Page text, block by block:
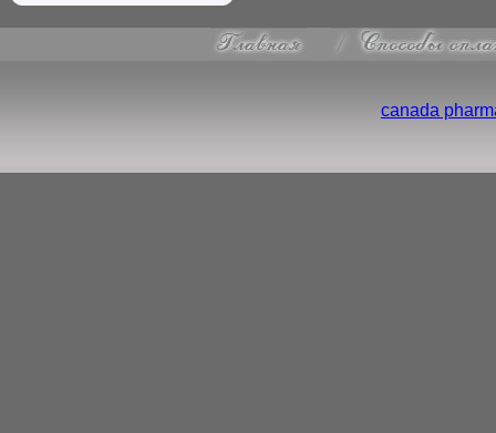
canada